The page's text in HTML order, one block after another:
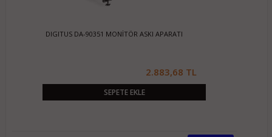
DIGITUS DA-90351 MONİTÖR ASKI APARATI
2.883,68 TL
SEPETE EKLE